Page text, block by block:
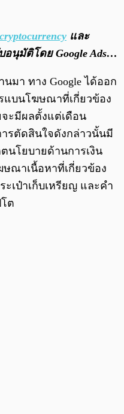
cryptocurrency และ
อนุมัติโดย Google Ads…
มา ทาง Google ได้ออก
แบนโฆษณาที่เกี่ยวข้อง
จะมีผลตั้งแต่เดือน
รตัดสินใจดังกล่าวนั้นมี
นโยบายด้านการเงิน
ณาเนื้อหาที่เกี่ยวข้อง
ะเป๋าเก็บเหรียญ และคำ
ต